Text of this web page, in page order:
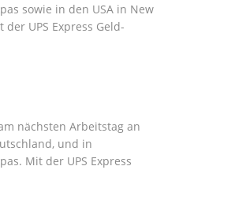
sowie in den USA in New
UPS Express Geld-
nächsten Arbeitstag an
und in
Mit der UPS Express